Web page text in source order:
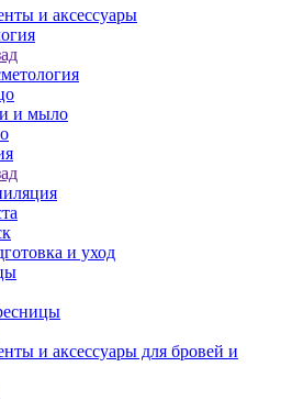
и аксессуары
и мыло
и уход
и аксессуары для бровей и